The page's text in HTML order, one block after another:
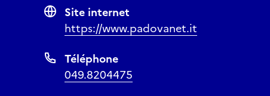
Site internet
https://www.padovanet.it
Téléphone
049.8204475